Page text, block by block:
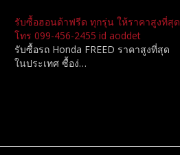
รับซื้อฮอนด้าฟรีด ทุกรุ่น ให้ราคาสูงที่สุด
โทร 099-456-2455 id aoddet
รับซื้อรถ Honda FREED ราคาสูงที่สุด
ในประเทศ ซื้อง่…